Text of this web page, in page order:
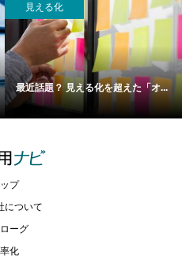
見える化
最近話題？ 見える化を超えた「オ...
ップ
について
ーグ
化